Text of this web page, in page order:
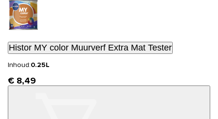
Histor MY color Muurverf Extra Mat Tester
Inhoud:0.25L
€ 8,49